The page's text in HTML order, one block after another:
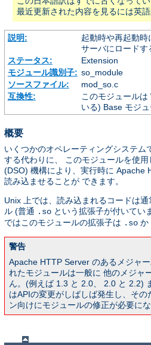
最近更新された内容を見るには英語
説明:
起動時や再起動
サーバにロードす
ステータス:
Extension
モジュール識別子: so_module
ソースファイル:
mod_so.c
互換性:
このモジュール
いる) Base モジ
概要
いくつかのオペレーティングシステム
する代わりに、 このモジュールを使用
(DSO) 機構により、実行時に Apache
読み込ませることが できます。
Unix 上では、読み込まれるコードは
ル (普通 .so という拡張子が付いてい
ではこのモジュールの拡張子は .so か
警告
Apache HTTP Server のあるメジャ
れたモジュールは一般に 他のメジャ
ん。(例えば 1.3 と 2.0、 2.0 と 2.2)
はAPIの変更がしばしば発生し、その
ン向けにモジュールの修正が必要に